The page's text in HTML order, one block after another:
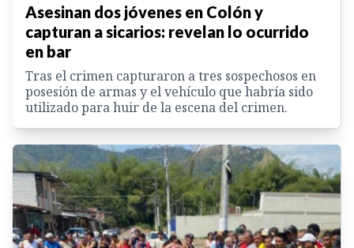
Asesinan dos jóvenes en Colón y
capturan a sicarios: revelan lo ocurrido
en bar
Tras el crimen capturaron a tres sospechosos en
posesión de armas y el vehículo que habría sido
utilizado para huir de la escena del crimen.